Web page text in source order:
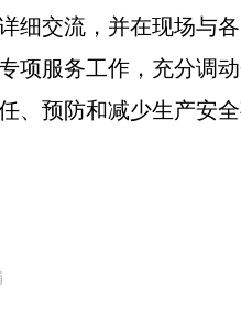
细交流，并在现场与
项服务工作，充分调
、预防和减少生产安